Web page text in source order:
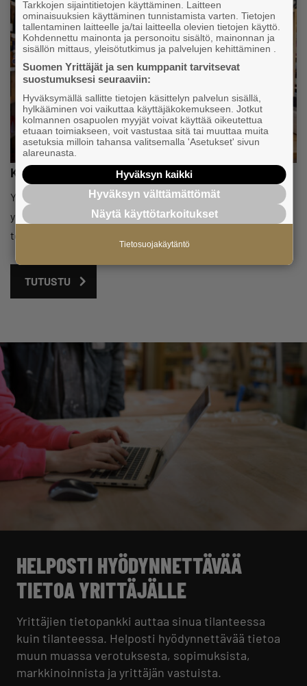
Kaikki yksinyrittäjälle
Yksinyrittäjäverkostomme ja -toimintamme on aktiivista
ympäri Suomen. Tutustu myös yksinyrittäjien tavoite- ja
toimenpideohjelmaamme.
TUTUSTU
HELPOSTI HYÖDYNNETTÄVÄÄ
TIETOA YRITTÄJÄLLE
Yrittäjien tietopankki auttaa sinua tilanteessa
kuin tilanteessa. Helposti hyödynnettävää tietoa
muun muassa verotuksesta, sopimuksista,
markkinoinnista ja yrittäjän vastuista.
Tarkkojen sijaintitietojen käyttäminen. Laitteen
ominaisuuksien käyttäminen tunnistamista varten. Tietojen
tallentaminen laitteelle ja/tai laitteella olevien tietojen käyttö.
Kohdennettu mainonta ja personoitu sisältö, mainonnan ja
sisällön mittaus, yleisötutkimus ja palvelujen kehittäminen .
Suomen Yrittäjät ja sen kumppanit tarvitsevat
suostumuksesi seuraaviin:
Hyväksymällä sallitte tietojen käsittelyn palvelun sisällä,
hylkääminen voi vaikuttaa käyttäjäkokemukseen. Jotkut
kolmannen osapuolen myyjät voivat käyttää oikeutettua
etuaan toimiakseen, voit vastustaa sitä tai muuttaa muita
asetuksia milloin tahansa valitsemalla 'Asetukset' sivun
alareunasta.
Hyväksyn kaikki
Hyväksyn välttämättömät
Näytä käyttötarkoitukset
Tietosuojakäytäntö